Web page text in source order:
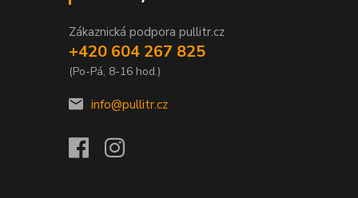
Zákaznická podpora pullitr.cz
+420 604 267 825
(Po-Pá, 8-16 hod.)
info@pullitr.cz